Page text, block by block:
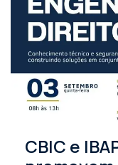
CBIC e